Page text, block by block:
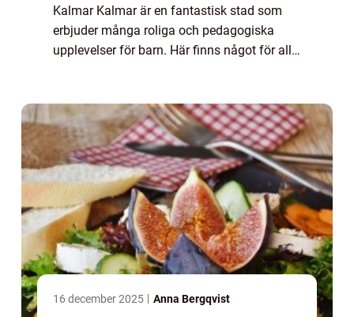
Kalmar Kalmar är en fantastisk stad som
erbjuder många roliga och pedagogiska
upplevelser för barn. Här finns något för alla
16 december 2025 Anna Bergqvist